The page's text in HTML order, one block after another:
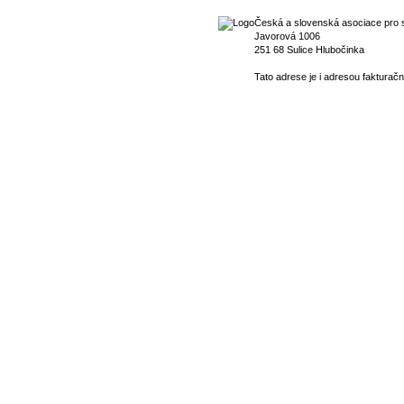
Česká a slovenská asociace pro
Javorová 1006
251 68 Sulice Hlubočinka
Tato adrese je i adresou